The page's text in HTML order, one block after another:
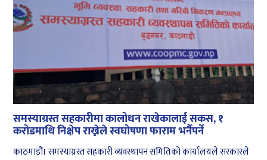
समस्याग्रस्त सहकारीमा कालोधन राखेकालाई सकस, १
करोडमाथि निक्षेप राख्नेले स्वघोषणा फाराम भर्नैपर्ने
काठमाडौं। समस्याग्रस्त सहकारी व्यवस्थापन समितिको कार्यालयले सरकारले